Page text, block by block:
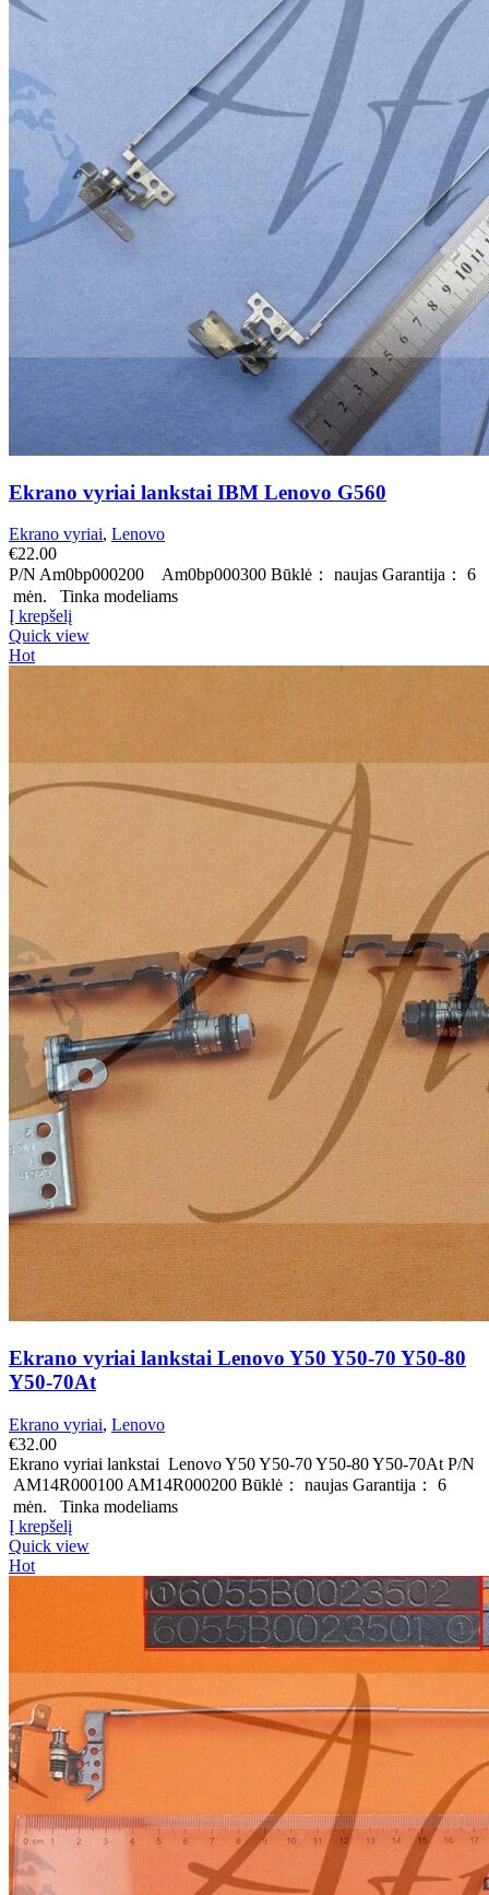
Ekrano vyriai lankstai IBM Lenovo G560
Ekrano vyriai, Lenovo
€22.00
P/N Am0bp000200 Am0bp000300 Būklė： naujas Garantija： 6
mėn. Tinka modeliams
Į krepšelį
Quick view
Hot
Ekrano vyriai lankstai Lenovo Y50 Y50-70 Y50-80
Y50-70At
Ekrano vyriai, Lenovo
€32.00
Ekrano vyriai lankstai Lenovo Y50 Y50-70 Y50-80 Y50-70At P/N
AM14R000100 AM14R000200 Būklė： naujas Garantija： 6
mėn. Tinka modeliams
Į krepšelį
Quick view
Hot